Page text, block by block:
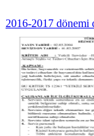
2016-2017 dönemi